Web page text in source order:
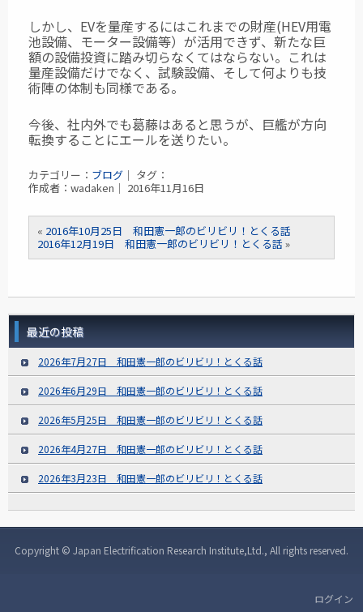
しかし、EVを量産するにはこれまでの財産(HEV用電
池設備、モーター設備等）が活用できず、新たな巨
額の設備投資に踏み切らなくてはならない。これは
量産設備だけでなく、試験設備、そして何よりも技
術陣の体制も同様である。
今後、社内外でも葛藤はあると思うが、巨艦が方向
転換することにエールを送りたい。
カテゴリー： ブログ ｜ タグ：
作成者：wadaken｜ 2016年11月16日
« 2016年10月25日 和田憲一郎のビリビリ！とくる話
2016年12月19日 和田憲一郎のビリビリ！とくる話 »
最近の投稿
2026年7月27日 和田憲一郎のビリビリ！とくる話
2026年6月29日 和田憲一郎のビリビリ！とくる話
2026年5月25日 和田憲一郎のビリビリ！とくる話
2026年4月27日 和田憲一郎のビリビリ！とくる話
2026年3月23日 和田憲一郎のビリビリ！とくる話
Copyright © Japan Electrification Research Institute,Ltd., All rights reserved.
ログイン